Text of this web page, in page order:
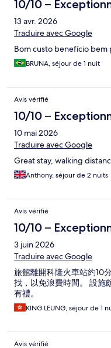
10/10 –
13 avr. 2026
Traduire avec Google
Bom custo benefício bem
BRUNA, séjour de 1 nuit
Avis vérifié
10/10 –
10 mai 2026
Traduire avec Google
Great stay, walking
Anthony, séjour de 2 nuits
Avis vérifié
10/10 –
3 juin 2026
Traduire avec Google
旅館離開科隆火車站約10
找，以免浪費時間。 設施
有禮。
KING LEUNG, séjour de 1
Avis vérifié